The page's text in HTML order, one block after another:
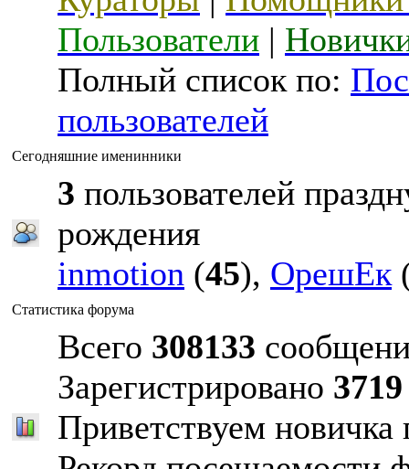
Пользователи |
Полный список по:
пользователей
Сегодняшние именинники
3 пользователей
рождения
inmotion (45), ОрешЕк
Статистика форума
Всего 308133
Зарегистрировано 3719
Приветствуем